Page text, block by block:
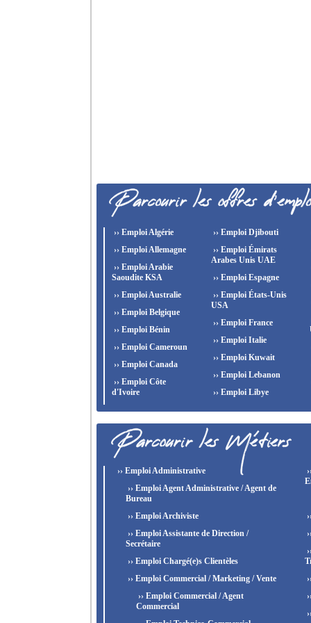
›› Emploi Algérie
›› Emploi Allemagne
›› Emploi Arabie
Saoudite KSA
›› Emploi Australie
›› Emploi Belgique
›› Emploi Bénin
›› Emploi Cameroun
›› Emploi Canada
›› Emploi Côte
d'Ivoire
›› Emploi Djibouti
›› Emploi Émirats
Arabes Unis UAE
›› Emploi Espagne
›› Emploi États-Unis
USA
›› Emploi France
›› Emploi Italie
›› Emploi Kuwait
›› Emploi Lebanon
›› Emploi Libye
›› Emploi Administrative
›› Emploi Agent Administrative / Agent de
Bureau
›› Emploi Archiviste
›› Emploi Assistante de Direction /
Secrétaire
›› Emploi Chargé(e)s Clientèles
›› Emploi Commercial / Marketing / Vente
›› Emploi Commercial / Agent
Commercial